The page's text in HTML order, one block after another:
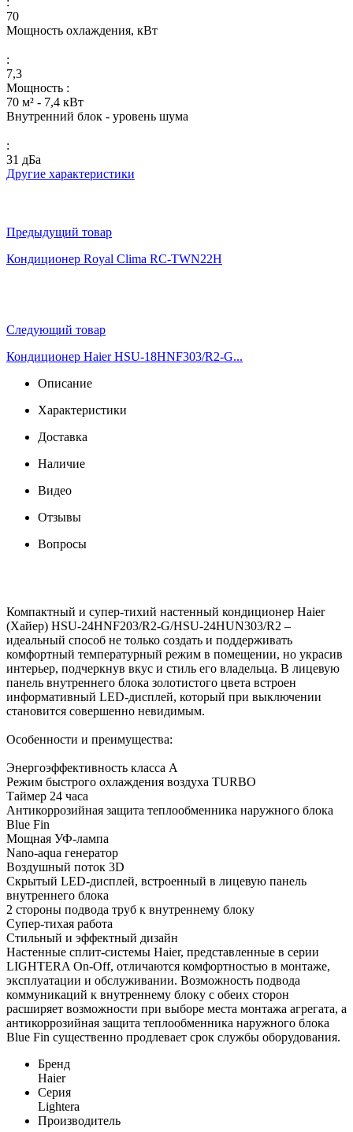
70
Мощность охлаждения, кВт
:
7,3
Мощность :
70 м² - 7,4 кВт
Внутренний блок - уровень шума
:
31 дБа
Другие характеристики
Предыдущий товар
Кондиционер Royal Clima RC-TWN22H
Следующий товар
Кондиционер Haier HSU-18HNF303/R2-G...
Описание
Характеристики
Доставка
Наличие
Видео
Отзывы
Вопросы
Компактный и супер-тихий настенный кондиционер Haier
(Хайер) HSU-24HNF203/R2-G/HSU-24HUN303/R2 –
идеальный способ не только создать и поддерживать
комфортный температурный режим в помещении, но украсив
интерьер, подчеркнув вкус и стиль его владельца. В лицевую
панель внутреннего блока золотистого цвета встроен
информативный LED-дисплей, который при выключении
становится совершенно невидимым.
Особенности и преимущества:
Энергоэффективность класса А
Режим быстрого охлаждения воздуха TURBO
Таймер 24 часа
Антикоррозийная защита теплообменника наружного блока
Blue Fin
Мощная УФ-лампа
Nano-aqua генератор
Воздушный поток 3D
Скрытый LED-дисплей, встроенный в лицевую панель
внутреннего блока
2 стороны подвода труб к внутреннему блоку
Супер-тихая работа
Стильный и эффектный дизайн
Настенные сплит-системы Haier, представленные в серии
LIGHTERA On-Off, отличаются комфортностью в монтаже,
эксплуатации и обслуживании. Возможность подвода
коммуникаций к внутреннему блоку с обеих сторон
расширяет возможности при выборе места монтажа агрегата, а
антикоррозийная защита теплообменника наружного блока
Blue Fin существенно продлевает срок службы оборудования.
Бренд
Haier
Серия
Lightera
Производитель